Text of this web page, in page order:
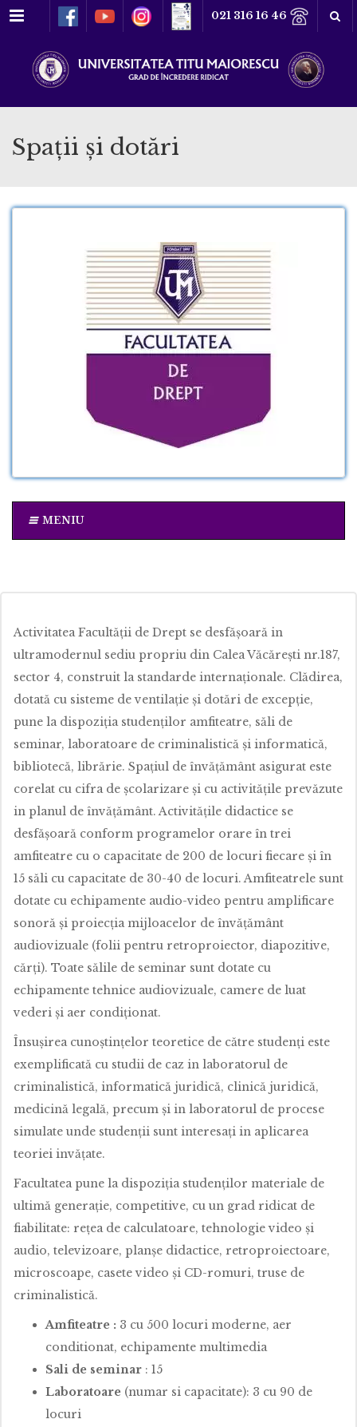
Meniu 021 316 16 46
Spaţii şi dotări
MENIU
Activitatea Facultăţii de Drept se desfăşoară in
ultramodernul sediu propriu din Calea Văcăreşti nr.187,
sector 4, construit la standarde internaţionale. Clădirea,
dotată cu sisteme de ventilaţie şi dotări de excepţie,
pune la dispoziţia studenţilor amfiteatre, săli de
seminar, laboratoare de criminalistică şi informatică,
bibliotecă, librărie. Spaţiul de învăţământ asigurat este
corelat cu cifra de şcolarizare şi cu activităţile prevăzute
in planul de învăţământ. Activităţile didactice se
desfăşoară conform programelor orare în trei
amfiteatre cu o capacitate de 200 de locuri fiecare şi în
15 săli cu capacitate de 30-40 de locuri. Amfiteatrele sunt
dotate cu echipamente audio-video pentru amplificare
sonoră şi proiecţia mijloacelor de învăţământ
audiovizuale (folii pentru retroproiector, diapozitive,
cărţi). Toate sălile de seminar sunt dotate cu
echipamente tehnice audiovizuale, camere de luat
vederi şi aer condiţionat.
Însuşirea cunoştinţelor teoretice de către studenţi este
exemplificată cu studii de caz in laboratorul de
criminalistică, informatică juridică, clinică juridică,
medicină legală, precum şi in laboratorul de procese
simulate unde studenţii sunt interesaţi in aplicarea
teoriei invăţate.
Facultatea pune la dispoziţia studenţilor materiale de
ultimă generaţie, competitive, cu un grad ridicat de
fiabilitate: reţea de calculatoare, tehnologie video şi
audio, televizoare, planşe didactice, retroproiectoare,
microscoape, casete video şi CD-romuri, truse de
criminalistică.
Amfiteatre : 3 cu 500 locuri moderne, aer
conditionat, echipamente multimedia
Sali de seminar : 15
Laboratoare (numar si capacitate): 3 cu 90 de
locuri